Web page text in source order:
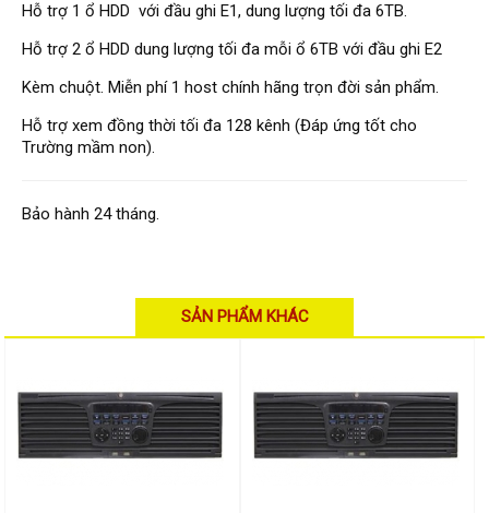
access control
Khóa điện tử VIRO
Khóa điện tử KBVISION
Access control Syris
GIẢI PHÁP CAMERA AN NINH
BÁO ĐỘNG CHỐNG TRỘM
Hướng dẫn sử dụng
Tin tức
Hỗ trợ 1 ổ HDD với đầu ghi E1, dung lượng tối đa 6TB.
Hỗ trợ 2 ổ HDD dung lượng tối đa mỗi ổ 6TB với đầu ghi E2
Kèm chuột. Miễn phí 1 host chính hãng trọn đời sản phẩm.
Hỗ trợ xem đồng thời tối đa 128 kênh (Đáp ứng tốt cho
Trường mầm non).
Bảo hành 24 tháng.
SẢN PHẨM KHÁC